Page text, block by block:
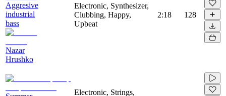
Aggresive
industrial
bass
Nazar
Hrushko
Electronic, Synthesizer,
Clubbing, Happy,
Upbeat
2:18 128
Electronic, Strings,